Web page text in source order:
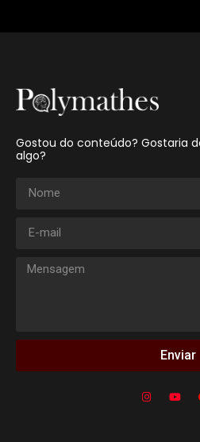
Gostou do conteúdo? Gostaria
algo?
Enviar